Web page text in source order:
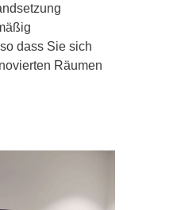
dass Sie sich
Räumen